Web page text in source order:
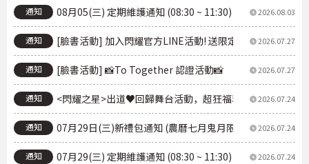
通知 08月05(三) 定期維護通知 (08:30 ~ 11:30) 2026.08.03
通知 [臉書活動] 加入閃耀官方LINE活動! 送限定【胖乎乎的🐇兔
2026.07.27
通知 [臉書活動] 📸To Together 認證活動📸 2026.07.27
通知 <閃耀之星>出道♥回歸舞台活動，超狂福利，現在就開領
2026.07.24
通知 07月29日(三)新禮包通知 (農曆七月鬼月限定月禮包)2026.07.24
通知 07月29(三) 定期維護通知 (08:30 ~ 11:30) 2026.07.24